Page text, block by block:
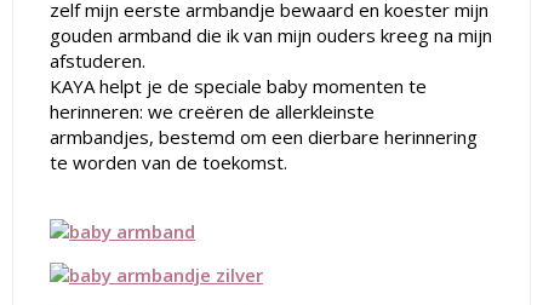
zelf mijn eerste armbandje bewaard en koester mijn
gouden armband die ik van mijn ouders kreeg na mijn
afstuderen.
KAYAhelpt je de speciale baby momenten te
herinneren: we creëren de allerkleinste
armbandjes, bestemd om een dierbare herinnering
te worden van de toekomst.